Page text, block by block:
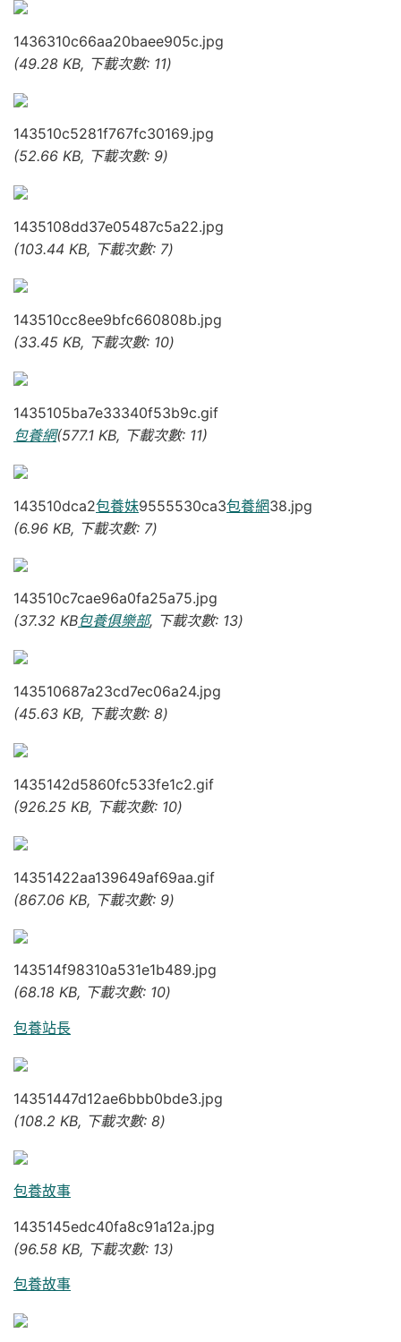
1436310c66aa20baee905c.jpg
(49.28 KB, 下載次數: 11)
143510c5281f767fc30169.jpg
(52.66 KB, 下載次數: 9)
1435108dd37e05487c5a22.jpg
(103.44 KB, 下載次數: 7)
143510cc8ee9bfc660808b.jpg
(33.45 KB, 下載次數: 10)
1435105ba7e33340f53b9c.gif
包養網(577.1 KB, 下載次數: 11)
143510dca2包養妹9555530ca3包養網38.jpg
(6.96 KB, 下載次數: 7)
143510c7cae96a0fa25a75.jpg
(37.32 KB包養俱樂部, 下載次數: 13)
143510687a23cd7ec06a24.jpg
(45.63 KB, 下載次數: 8)
1435142d5860fc533fe1c2.gif
(926.25 KB, 下載次數: 10)
14351422aa139649af69aa.gif
(867.06 KB, 下載次數: 9)
143514f98310a531e1b489.jpg
(68.18 KB, 下載次數: 10)
包養站長
14351447d12ae6bbb0bde3.jpg
(108.2 KB, 下載次數: 8)
包養故事
1435145edc40fa8c91a12a.jpg
(96.58 KB, 下載次數: 13)
包養故事